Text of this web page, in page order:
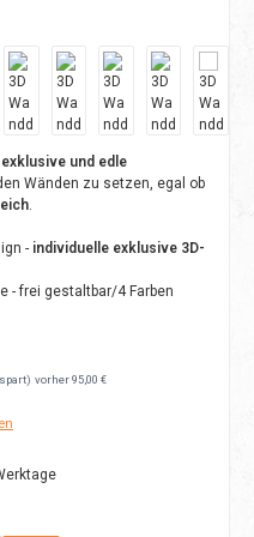
exklusive und edle
Wänden zu setzen, egal ob
.
- individuelle exklusive 3D-
- frei gestaltbar/4 Farben
vorher 95,00 €